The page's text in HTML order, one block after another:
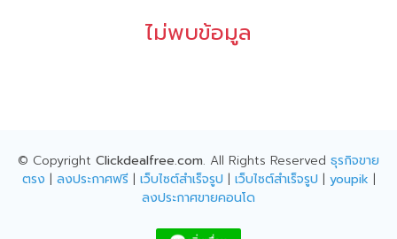
ไม่พบข้อมูล
© Copyright Clickdealfree.com. All Rights Reserved ธุรกิจขาย
ตรง | ลงประกาศฟรี| เว็บไซต์สำเร็จรูป | เว็บไซต์สำเร็จรูป | youpik |
ลงประกาศขายคอนโด